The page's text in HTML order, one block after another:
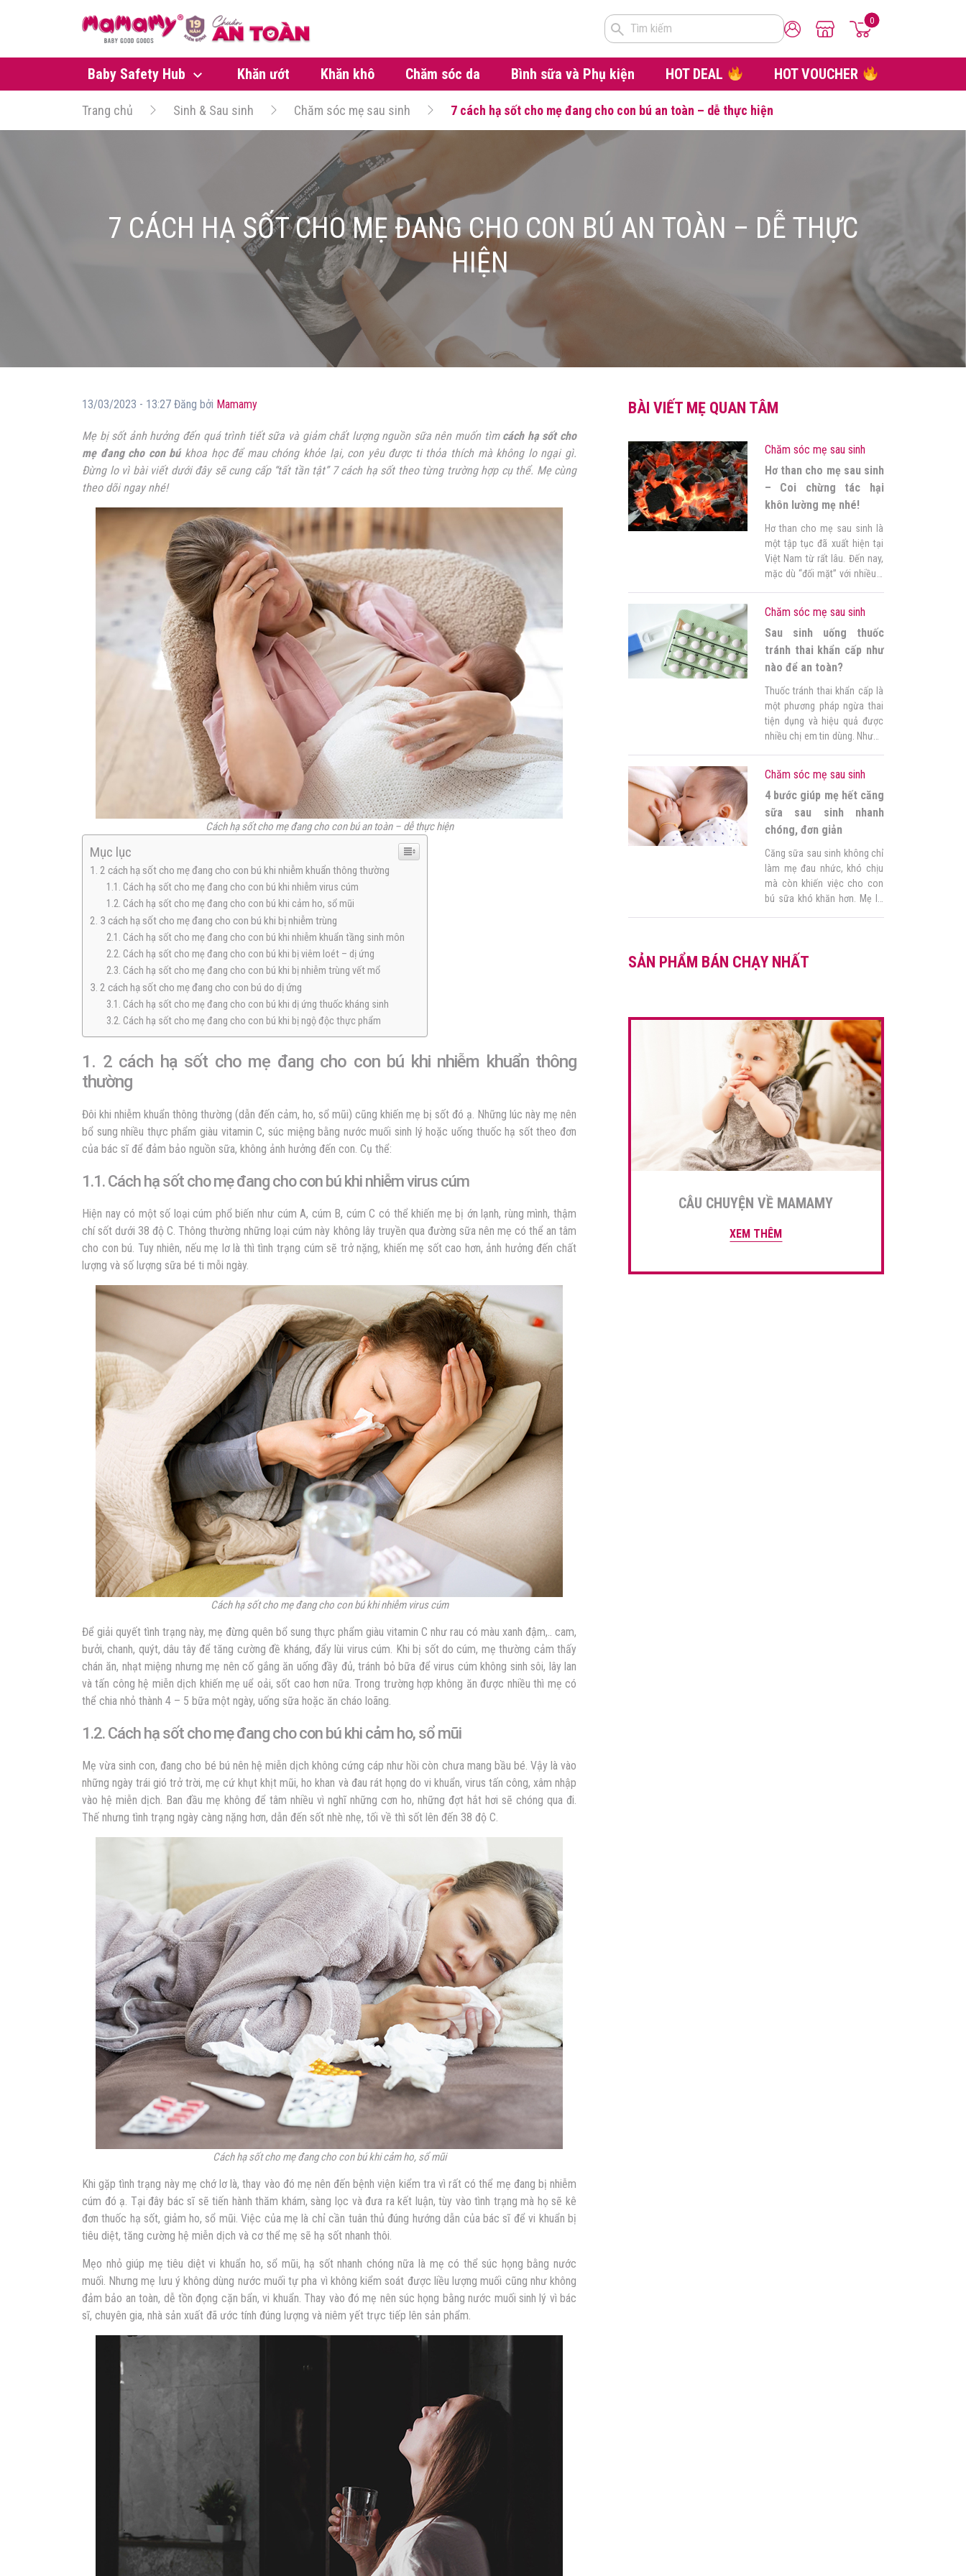
Tìm kiếm
0
Baby Safety Hub Khăn ướt Khăn khô Chăm sóc da Bình sữa và Phụ kiện HOT DEAL HOT VOUCHER
Trang chủ Sinh & Sau sinh Chăm sóc mẹ sau sinh 7 cách hạ sốt cho mẹ đang cho con bú an toàn – dễ thực hiện
7 CÁCH HẠ SỐT CHO MẸ ĐANG CHO CON BÚ AN TOÀN – DỄ THỰC
HIỆN
13/03/2023 - 13:27 Đăng bởi Mamamy
Mẹ bị sốt ảnh hưởng đến quá trình tiết sữa và giảm chất lượng nguồn sữa nên muốn tìm cách hạ sốt cho
mẹ đang cho con búkhoa học để mau chóng khỏe lại, con yêu được ti thỏa thích mà không lo ngại gì.
Đừng lo vì bài viết dưới đây sẽ cung cấp “tất tần tật” 7 cách hạ sốt theo từng trường hợp cụ thể. Mẹ cùng
theo dõi ngay nhé!
Cách hạ sốt cho mẹ đang cho con bú an toàn – dễ thực hiện
Mục lục
1. 2 cách hạ sốt cho mẹ đang cho con bú khi nhiễm khuẩn thông thường
1.1. Cách hạ sốt cho mẹ đang cho con bú khi nhiễm virus cúm
1.2. Cách hạ sốt cho mẹ đang cho con bú khi cảm ho, sổ mũi
2. 3 cách hạ sốt cho mẹ đang cho con bú khi bị nhiễm trùng
2.1. Cách hạ sốt cho mẹ đang cho con bú khi nhiễm khuẩn tầng sinh môn
2.2. Cách hạ sốt cho mẹ đang cho con bú khi bị viêm loét – dị ứng
2.3. Cách hạ sốt cho mẹ đang cho con bú khi bị nhiễm trùng vết mổ
3. 2 cách hạ sốt cho mẹ đang cho con bú do dị ứng
3.1. Cách hạ sốt cho mẹ đang cho con bú khi dị ứng thuốc kháng sinh
3.2. Cách hạ sốt cho mẹ đang cho con bú khi bị ngộ độc thực phẩm
1. 2 cách hạ sốt cho mẹ đang cho con bú khi nhiễm khuẩn thông
thường
Đôi khi nhiễm khuẩn thông thường (dẫn đến cảm, ho, sổ mũi) cũng khiến mẹ bị sốt đó ạ. Những lúc này mẹ nên
bổ sung nhiều thực phẩm giàu vitamin C, súc miệng bằng nước muối sinh lý hoặc uống thuốc hạ sốt theo đơn
của bác sĩ để đảm bảo nguồn sữa, không ảnh hưởng đến con. Cụ thể:
1.1. Cách hạ sốt cho mẹ đang cho con bú khi nhiễm virus cúm
Hiện nay có một số loại cúm phổ biến như cúm A, cúm B, cúm C có thể khiến mẹ bị ớn lạnh, rùng mình, thậm
chí sốt dưới 38 độ C. Thông thường những loại cúm này không lây truyền qua đường sữa nên mẹ có thể an tâm
cho con bú. Tuy nhiên, nếu mẹ lơ là thì tình trạng cúm sẽ trở nặng, khiến mẹ sốt cao hơn, ảnh hưởng đến chất
lượng và số lượng sữa bé ti mỗi ngày.
Cách hạ sốt cho mẹ đang cho con bú khi nhiễm virus cúm
Để giải quyết tình trạng này, mẹ đừng quên bổ sung thực phẩm giàu vitamin C như rau có màu xanh đậm,.. cam,
bưởi, chanh, quýt, dâu tây để tăng cường đề kháng, đẩy lùi virus cúm. Khi bị sốt do cúm, mẹ thường cảm thấy
chán ăn, nhạt miệng nhưng mẹ nên cố gắng ăn uống đầy đủ, tránh bỏ bữa để virus cúm không sinh sôi, lây lan
và tấn công hệ miễn dịch khiến mẹ uể oải, sốt cao hơn nữa. Trong trường hợp không ăn được nhiều thì mẹ có
thể chia nhỏ thành 4 – 5 bữa một ngày, uống sữa hoặc ăn cháo loãng.
1.2. Cách hạ sốt cho mẹ đang cho con bú khi cảm ho, sổ mũi
Mẹ vừa sinh con, đang cho bé bú nên hệ miễn dịch không cứng cáp như hồi còn chưa mang bầu bé. Vậy là vào
những ngày trái gió trở trời, mẹ cứ khụt khịt mũi, ho khan và đau rát họng do vi khuẩn, virus tấn công, xâm nhập
vào hệ miễn dịch. Ban đầu mẹ không để tâm nhiều vì nghĩ những cơn ho, những đợt hắt hơi sẽ chóng qua đi.
Thế nhưng tình trạng ngày càng nặng hơn, dẫn đến sốt nhè nhẹ, tối về thì sốt lên đến 38 độ C.
Cách hạ sốt cho mẹ đang cho con bú khi cảm ho, sổ mũi
Khi gặp tình trạng này mẹ chớ lơ là, thay vào đó mẹ nên đến bệnh viện kiểm tra vì rất có thể mẹ đang bị nhiễm
cúm đó ạ. Tại đây bác sĩ sẽ tiến hành thăm khám, sàng lọc và đưa ra kết luận, tùy vào tình trạng mà họ sẽ kê
đơn thuốc hạ sốt, giảm ho, sổ mũi. Việc của mẹ là chỉ cần tuân thủ đúng hướng dẫn của bác sĩ để vi khuẩn bị
tiêu diệt, tăng cường hệ miễn dịch và cơ thể mẹ sẽ hạ sốt nhanh thôi.
Mẹo nhỏ giúp mẹ tiêu diệt vi khuẩn ho, sổ mũi, hạ sốt nhanh chóng nữa là mẹ có thể súc họng bằng nước
muối. Nhưng mẹ lưu ý không dùng nước muối tự pha vì không kiểm soát được liều lượng muối cũng như không
đảm bảo an toàn, dễ tồn đọng cặn bẩn, vi khuẩn. Thay vào đó mẹ nên súc họng bằng nước muối sinh lý vì bác
sĩ, chuyên gia, nhà sản xuất đã ước tính đúng lượng và niêm yết trực tiếp lên sản phẩm.
BÀI VIẾT MẸ QUAN TÂM
Chăm sóc mẹ sau sinh
Hơ than cho mẹ sau sinh
– Coi chừng tác hại
khôn lường mẹ nhé!
Hơ than cho mẹ sau sinh là
một tập tục đã xuất hiện tại
Việt Nam từ rất lâu. Đến nay,
mặc dù “đối mặt” với nhiều ý
biến. Trong bài viết này, Góc
của mẹ sẽ giải đáp thắc mắc
mẹ […]
Chăm sóc mẹ sau sinh
Sau sinh uống thuốc
tránh thai khẩn cấp như
nào để an toàn?
Thuốc tránh thai khẩn cấp là
một phương pháp ngừa thai
tiện dụng và hiệu quả được
nhiều chị em tin dùng. Nhưng
hưởng gì đến sức khỏe của
mẹ và bé không? Mẹ nên sử
dụng như thế nào để đảm
bảo an […]
Chăm sóc mẹ sau sinh
4 bước giúp mẹ hết căng
sữa sau sinh nhanh
chóng, đơn giản
Căng sữa sau sinh không chỉ
làm mẹ đau nhức, khó chịu
mà còn khiến việc cho con
bú sữa khó khăn hơn. Mẹ lo
khó khăn của mẹ, Góc của
SẢN PHẨM BÁN CHẠY NHẤT
CÂU CHUYỆN VỀ MAMAMY
XEM THÊM